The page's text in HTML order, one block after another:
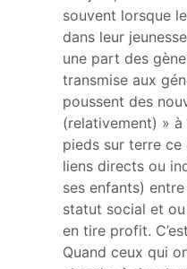
souvent lorsque
dans leur
une part des
transmise aux
poussent des
(relativement) » à
pieds sur terre
liens directs ou
ses enfants)
statut social et
en tire profit.
Quand ceux qui